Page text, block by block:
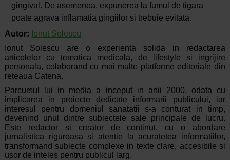
gingival. De asemenea, expunerea la fumul de tigara
poate agrava inflamatia gingiilor si trebuie evitata.
Autor: Ionut Solescu
Ionut Solescu are o experienta solida in redactarea
articolelor cu tematica medicala, de lifestyle si ingrijire
personala, colaborand cu mai multe platforme editoriale din
reteaua Catena.
Parcursul lui in media a inceput in anii 2000, odata cu
implicarea in proiecte dedicate informarii publicului, iar
interesul pentru domeniul sanatatii s-a conturat in timp,
devenind unul dintre subiectele sale principale de lucru.
Este redactor si creator de continut, cu o abordare
jurnalistica riguroasa si atentie la acuratetea informatiilor,
transformand subiecte complexe in texte clare, accesibile si
usor de inteles pentru publicul larg.